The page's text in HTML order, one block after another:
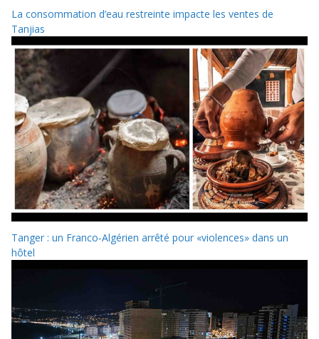
La consommation d’eau restreinte impacte les ventes de
Tanjias
Tanger : un Franco-Algérien arrêté pour «violences» dans un
hôtel